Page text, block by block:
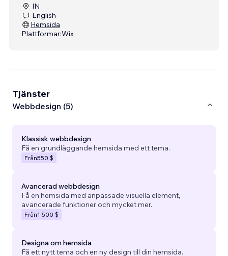
IN
English
Hemsida
Plattformar:Wix
Tjänster
Webbdesign (5)
Klassisk webbdesign
Få en grundläggande hemsida med ett tema.
Från550 $
Avancerad webbdesign
Få en hemsida med anpassade visuella element,
avancerade funktioner och mycket mer.
Från1 500 $
Designa om hemsida
Få ett nytt tema och en ny design till din hemsida.